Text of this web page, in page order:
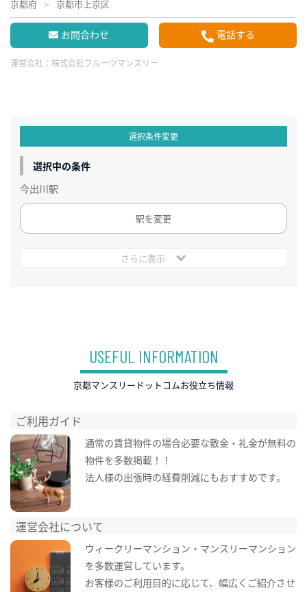
京都府 京都市上京区
お問合わせ 電話する
運営会社： 株式会社フルーツマンスリー
選択条件変更
選択中の条件
今出川駅
駅を変更
さらに表示
USEFUL INFORMATION
京都マンスリードットコムお役立ち情報
ご利用ガイド
通常の賃貸物件の場合必要な敷金・礼金が無料の
物件を多数掲載！！
法人様の出張時の経費削減にもおすすめです。
運営会社について
ウィークリーマンション・マンスリーマンション
を多数運営しています。
お客様のご利用目的に応じて、幅広くご紹介させ